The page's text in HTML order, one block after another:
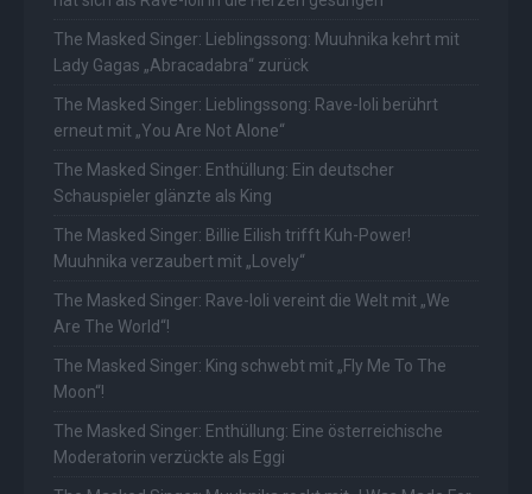
The Masked Singer: Lieblingssong: Muuhnika kehrt mit
Lady Gagas „Abracadabra“ zurück
The Masked Singer: Lieblingssong: Rave-Ioli berührt
erneut mit „You Are Not Alone“
The Masked Singer: Enthüllung: Ein deutscher
Schauspieler glänzte als King
The Masked Singer: Billie Eilish trifft Kuh-Power!
Muuhnika verzaubert mit „Lovely“
The Masked Singer: Rave-Ioli vereint die Welt mit „We
Are The World“!
The Masked Singer: King schwebt mit „Fly Me To The
Moon“!
The Masked Singer: Enthüllung: Eine österreichische
Moderatorin verzückte als Eggi